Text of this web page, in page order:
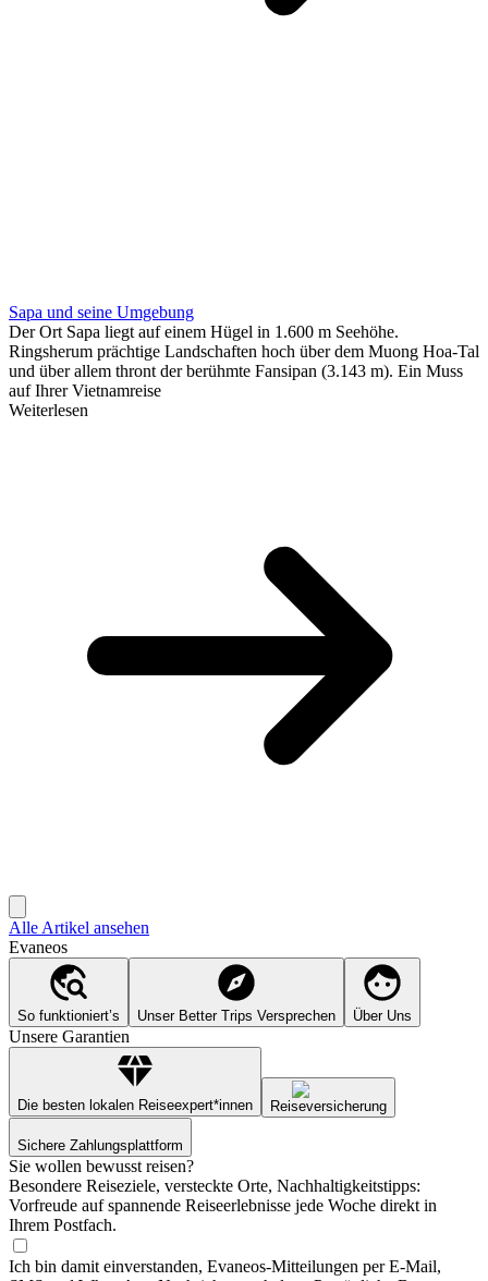
Sapa und seine Umgebung
Der Ort Sapa liegt auf einem Hügel in 1.600 m Seehöhe.
Ringsherum prächtige Landschaften hoch über dem Muong Hoa-Tal
und über allem thront der berühmte Fansipan (3.143 m). Ein Muss
auf Ihrer Vietnamreise
Weiterlesen
Alle Artikel ansehen
Evaneos
So funktioniert’s Unser Better Trips Versprechen Über Uns
Unsere Garantien
Die besten lokalen Reiseexpert*innen Reiseversicherung
Sichere Zahlungsplattform
Sie wollen bewusst reisen?
Besondere Reiseziele, versteckte Orte, Nachhaltigkeitstipps:
Vorfreude auf spannende Reiseerlebnisse jede Woche direkt in
Ihrem Postfach.
Ich bin damit einverstanden, Evaneos-Mitteilungen per E-Mail,